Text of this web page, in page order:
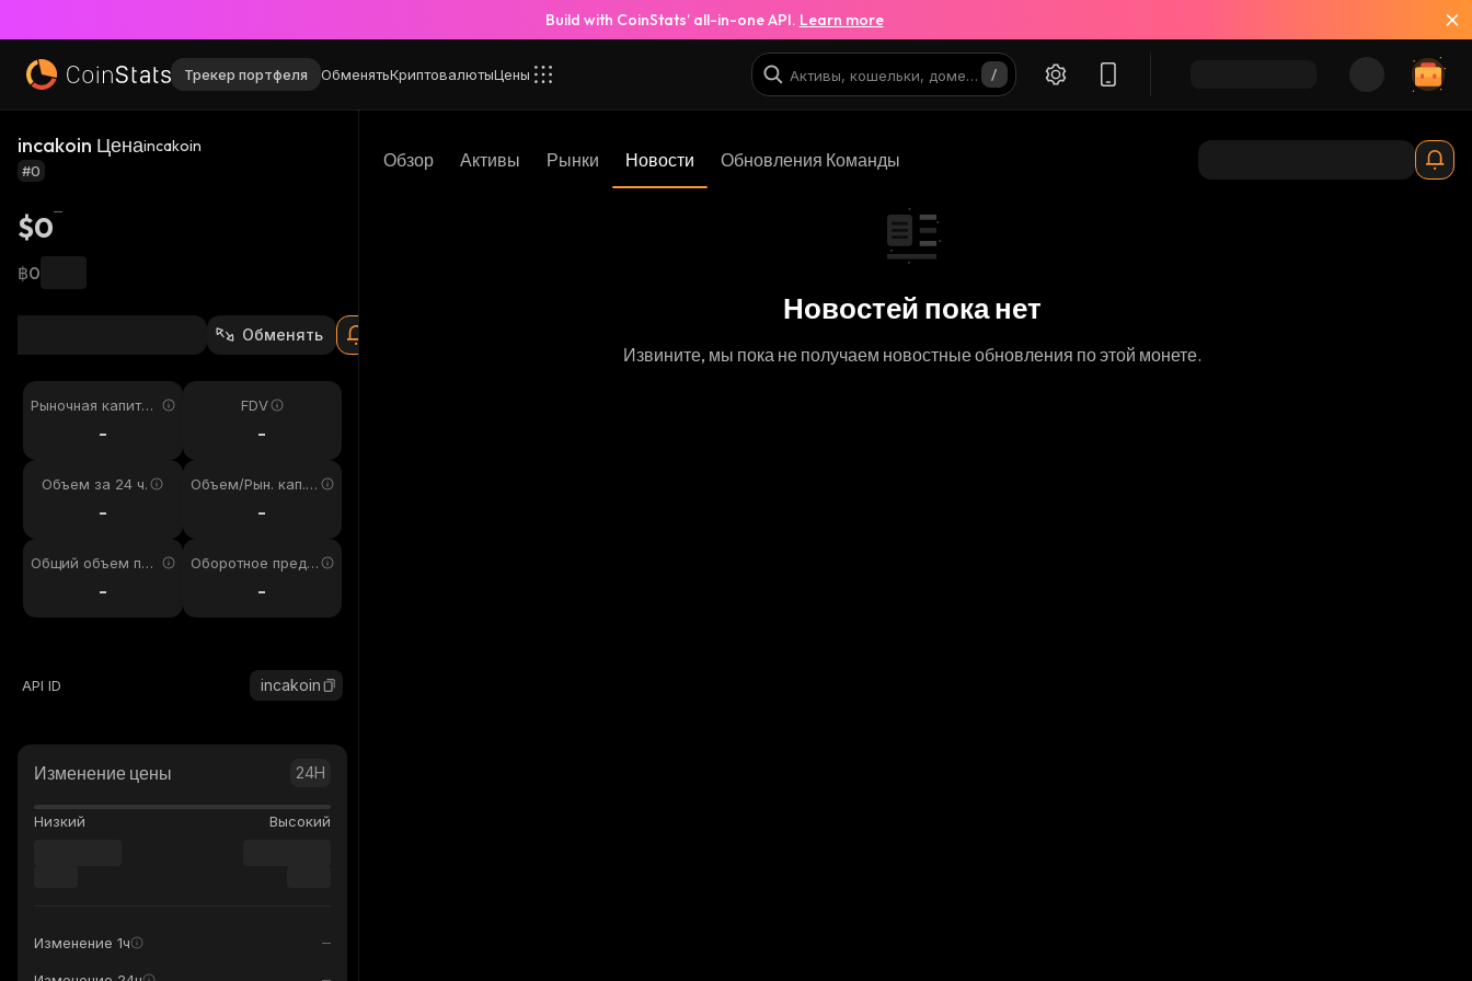
Build with CoinStats’ all-in-one API. Learn more
Трекер портфеля ОбменятьКриптовалютыЦены
incakoin Ценаincakoin
#0
$0
฿0
Обменять
Рыночная капитал
-
FDV
-
Объем за 24 ч.
-
Объем/Рын. кап. 2
-
Общий объем пре
-
Оборотное предл
-
API ID incakoin
Изменение цены 24H
Низкий Высокий
Изменение 1ч
Обзор Активы Рынки Новости Обновления Команды
Новостей пока нет
Извините, мы пока не получаем новостные обновления по этой монете.